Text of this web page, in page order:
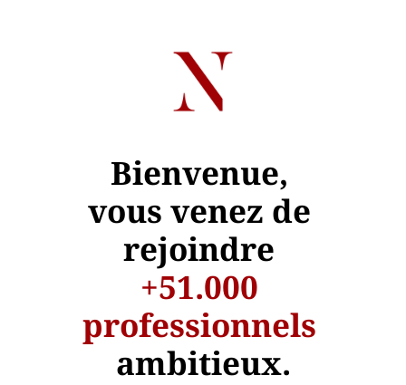
Bienvenue,
vous venez de
rejoindre
+51.000
professionnels
ambitieux.